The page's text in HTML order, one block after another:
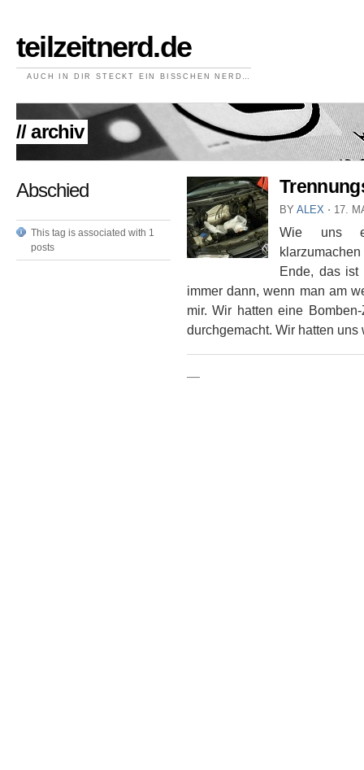
teilzeitnerd.de
AUCH IN DIR STECKT EIN BISSCHEN NERD…
// archiv
Abschied
This tag is associated with 1
posts
BY ALEX ⋅ 17.
Wie uns
Ende, das ist
immer dann, wenn man am
mir. Wir hatten eine
durchgemacht. Wir hatten
—